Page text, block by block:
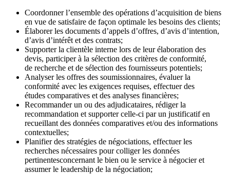
Coordonner l’ensemble des opérations d’acquisition de biens
en vue de satisfaire de façon optimale les besoins des clients;
Élaborer les documents d’appels d’offres, d’avis d’intention,
d’avis d’intérêt et des contrats;
Supporter la clientèle interne lors de leur élaboration des
devis, participer à la sélection des critères de conformité,
de recherche et de sélection des fournisseurs potentiels;
Analyser les offres des soumissionnaires, évaluer la
conformité avec les exigences requises, effectuer des
études comparatives et des analyses financières;
Recommander un ou des adjudicataires, rédiger la
recommandation et supporter celle-ci par un justificatif en
recueillant des données comparatives et/ou des informations
contextuelles;
Planifier des stratégies de négociations, effectuer les
recherches nécessaires pour colliger les données
pertinentesconcernant le bien ou le service à négocier et
assumer le leadership de la négociation;